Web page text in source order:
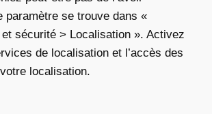
paramètre se trouve dans «
sécurité > Localisation ». Activez
de localisation et l’accès des
localisation.